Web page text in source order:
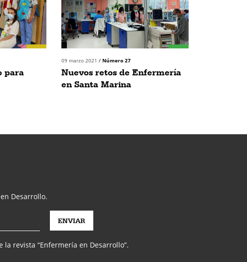
para
09 marzo 2021 / Número 27
Nuevos retos de Enfermería
en Santa Marina
Desarrollo.
la revista “Enfermería en Desarrollo”.